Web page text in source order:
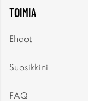
TOIMIA
Ehdot
Suosikkini
FAQ